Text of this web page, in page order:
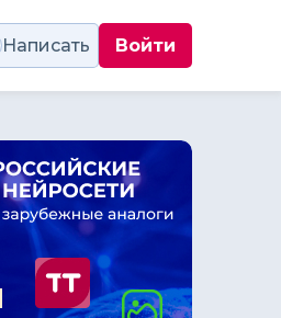
Написать Войти